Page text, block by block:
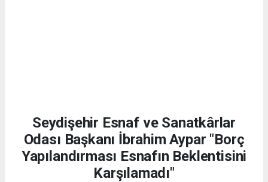
Seydişehir Esnaf ve Sanatkârlar
Odası Başkanı İbrahim Aypar "Borç
Yapılandırması Esnafın Beklentisini
Karşılamadı"